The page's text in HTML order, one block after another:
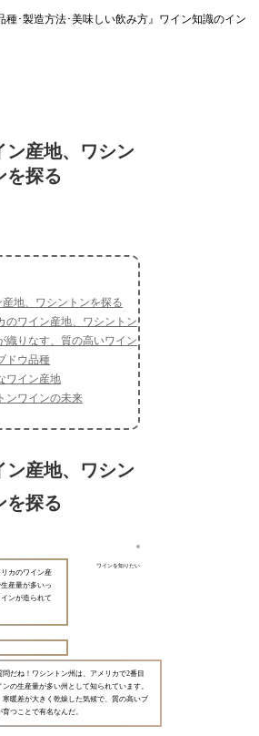
種･製造方法･美味しい飲み方』ワイン知識のイン
ン産地、ワシン
を探る
地、ワシントンを探る
のワイン産地、ワシントン
織りなす、質の高いワイン
ドウ品種
ワイン産地
ンワインの未来
ン産地、ワシン
を探る
ワインを知りたい
カのワイン産
産量が多いっ
ンが造られて
問だね！ワシントン州は、アメリカで2番目
ンの生産量が多い州として知られています。
寒暖差が大きく乾燥した気候で、質の高いブ
育つことで有名なんだ。